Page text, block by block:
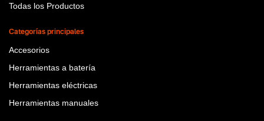
Todas los Productos
Categorías principales
Accesorios
Herramientas a batería
Herramientas eléctricas
Herramientas manuales